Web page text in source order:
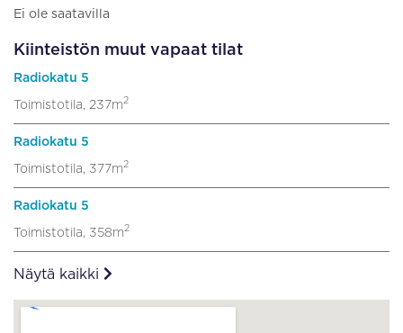
Ei ole saatavilla
Kiinteistön muut vapaat tilat
Radiokatu 5
Toimistotila, 237m2
Radiokatu 5
Toimistotila, 377m2
Radiokatu 5
Toimistotila, 358m2
Näytä kaikki